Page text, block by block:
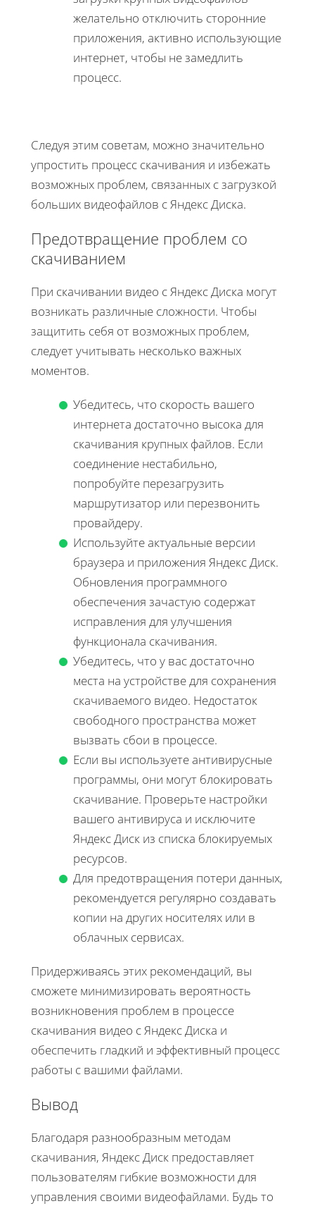
желательно отключить сторонние
приложения, активно использующие
интернет, чтобы не замедлить
процесс.
Следуя этим советам, можно значительно
упростить процесс скачивания и избежать
возможных проблем, связанных с загрузкой
больших видеофайлов с Яндекс Диска.
Предотвращение проблем со
скачиванием
При скачивании видео с Яндекс Диска могут
возникать различные сложности. Чтобы
защитить себя от возможных проблем,
следует учитывать несколько важных
моментов.
Убедитесь, что скорость вашего
интернета достаточно высока для
скачивания крупных файлов. Если
соединение нестабильно,
попробуйте перезагрузить
маршрутизатор или перезвонить
провайдеру.
Используйте актуальные версии
браузера и приложения Яндекс Диск.
Обновления программного
обеспечения зачастую содержат
исправления для улучшения
функционала скачивания.
Убедитесь, что у вас достаточно
места на устройстве для сохранения
скачиваемого видео. Недостаток
свободного пространства может
вызвать сбои в процессе.
Если вы используете антивирусные
программы, они могут блокировать
скачивание. Проверьте настройки
вашего антивируса и исключите
Яндекс Диск из списка блокируемых
ресурсов.
Для предотвращения потери данных,
рекомендуется регулярно создавать
копии на других носителях или в
облачных сервисах.
Придерживаясь этих рекомендаций, вы
сможете минимизировать вероятность
возникновения проблем в процессе
скачивания видео с Яндекс Диска и
обеспечить гладкий и эффективный процесс
работы с вашими файлами.
Вывод
Благодаря разнообразным методам
скачивания, Яндекс Диск предоставляет
пользователям гибкие возможности для
управления своими видеофайлами. Будь то